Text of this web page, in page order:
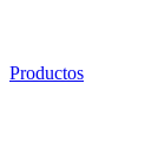
Productos